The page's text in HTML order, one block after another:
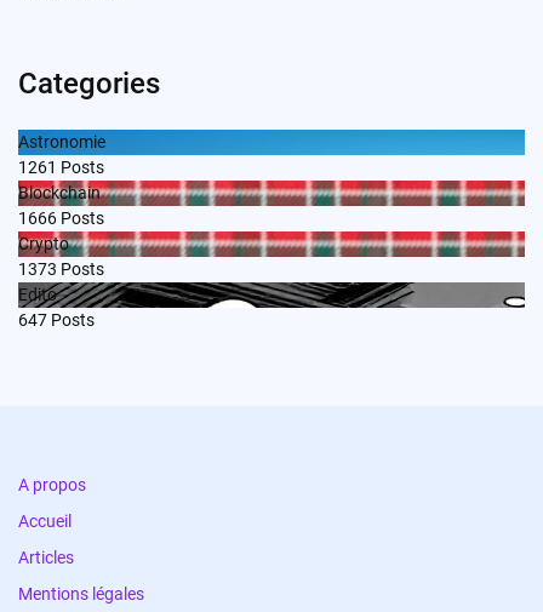
Categories
Astronomie
1261 Posts
Blockchain
1666 Posts
Crypto
1373 Posts
Edito
647 Posts
A propos
Accueil
Articles
Mentions légales